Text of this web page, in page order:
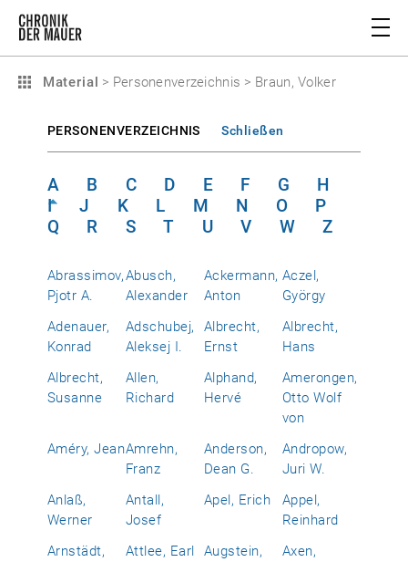
Material > Personenverzeichnis > Braun, Volker
PERSONENVERZEICHNIS Schließen
A B C D E F G
H
I
J K L M N O
P
Q
R S T U V W Z
Abrassimov,
Pjotr A.
Abusch,
Alexander
Ackermann,
Anton
Aczel,
György
Adenauer,
Konrad
Adschubej,
Aleksej I.
Albrecht,
Ernst
Albrecht,
Hans
Albrecht,
Susanne
Allen,
Richard
Alphand,
Hervé
Amerongen,
Otto Wolf
von
Améry, JeanAmrehn,
Franz
Anderson,
Dean G.
Andropow,
Juri W.
Anlaß,
Werner
Antall,
Josef
Apel, Erich
Appel,
Reinhard
Arnstädt,
Attlee, Earl
Augstein,
Axen,